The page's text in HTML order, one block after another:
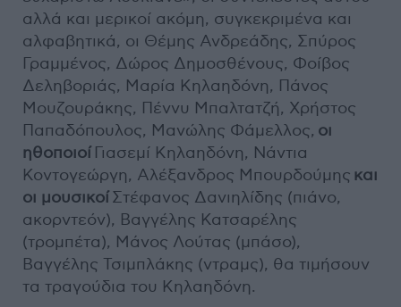
αλλά και μερικοί ακόμη, συγκεκριμένα και
αλφαβητικά, οι Θέμης Ανδρεάδης, Σπύρος
Γραμμένος, Δώρος Δημοσθένους, Φοίβος
Δεληβοριάς, Μαρία Κηλαηδόνη, Πάνος
Μουζουράκης, Πέννυ Μπαλτατζή, Χρήστος
Παπαδόπουλος, Μανώλης Φάμελλος, οι
ηθοποιοί Γιασεμί Κηλαηδόνη, Νάντια
Κοντογεώργη, Αλέξανδρος Μπουρδούμης και
οι μουσικοίΣτέφανος Δανιηλίδης (πιάνο,
ακορντεόν), Βαγγέλης Κατσαρέλης
(τρομπέτα), Μάνος Λούτας (μπάσο),
Βαγγέλης Τσιμπλάκης (ντραμς), θα τιμήσουν
τα τραγούδια του Κηλαηδόνη.